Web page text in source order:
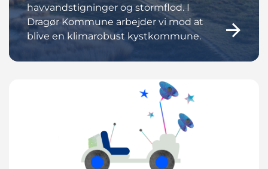
havvandstigninger og stormflod. I
Dragør Kommune arbejder vi mod at
blive en klimarobust kystkommune.